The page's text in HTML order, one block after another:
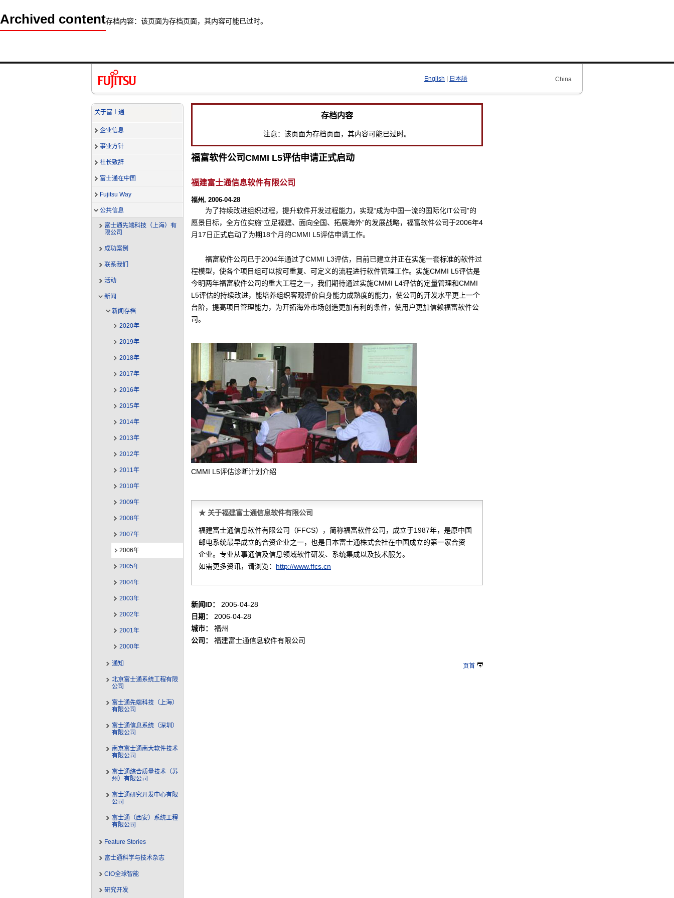
Archived content存档内容：该页面为存档页面，其内容可能已过时。
English | 日本語 China
关于富士通
企业信息
事业方针
社长致辞
富士通在中国
Fujitsu Way
公共信息
富士通先端科技（上海）有
限公司
成功案例
联系我们
活动
新闻
新闻存档
2020年
2019年
2018年
2017年
2016年
2015年
2014年
2013年
2012年
2011年
2010年
2009年
2008年
2007年
2006年
2005年
2004年
2003年
2002年
2001年
2000年
通知
北京富士通系统工程有限
公司
富士通先端科技（上海）
有限公司
富士通信息系统（深圳）
有限公司
南京富士通南大软件技术
有限公司
富士通综合质量技术（苏
州）有限公司
富士通研究开发中心有限
公司
富士通（西安）系统工程
有限公司
Feature Stories
富士通科学与技术杂志
CIO全球智能
研究开发
存档内容
注意：该页面为存档页面，其内容可能已过时。
福富软件公司CMMI L5评估申请正式启动
福建富士通信息软件有限公司
福州, 2006-04-28
为了持续改进组织过程，提升软件开发过程能力，实现“成为中国一流的国际化IT公司”的
愿景目标，全方位实施“立足福建、面向全国、拓展海外”的发展战略，福富软件公司于2006年4
月17日正式启动了为期18个月的CMMI L5评估申请工作。
福富软件公司已于2004年通过了CMMI L3评估，目前已建立并正在实施一套标准的软件过
程模型，使各个项目组可以按可重复、可定义的流程进行软件管理工作。实施CMMI L5评估是
今明两年福富软件公司的重大工程之一，我们期待通过实施CMMI L4评估的定量管理和CMMI
L5评估的持续改进，能培养组织客观评价自身能力成熟度的能力，使公司的开发水平更上一个
台阶，提高项目管理能力，为开拓海外市场创造更加有利的条件，使用户更加信赖福富软件公
司。
CMMI L5评估诊断计划介绍
★ 关于福建富士通信息软件有限公司
福建富士通信息软件有限公司（FFCS），简称福富软件公司，成立于1987年，是原中国
邮电系统最早成立的合资企业之一，也是日本富士通株式会社在中国成立的第一家合资
企业。专业从事通信及信息领域软件研发、系统集成以及技术服务。
如需更多资讯，请浏览： http://www.ffcs.cn
新闻ID：
2005-04-28
日期：
2006-04-28
城市：
福州
公司：
福建富士通信息软件有限公司
页首